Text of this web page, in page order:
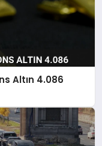
Altın 4.086